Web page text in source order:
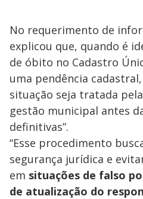
No requerimento de
explicou que, quando é
de óbito no Cadastro
uma pendência
situação seja tratada
gestão municipal antes
definitivas”.
“Esse procedimento
segurança jurídica e
em situações de falso
de atualização do